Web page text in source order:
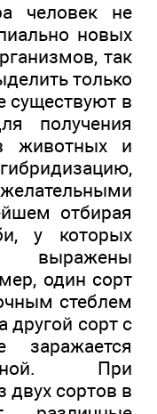
человек не
новых
так
только
существуют в
получения
животных и
отбирая
у которых
выражены
один сорт
стеблем
другой сорт с
заражается
При
двух сортов в